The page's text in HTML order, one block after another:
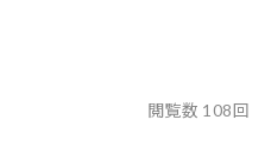
閲覧数 108回